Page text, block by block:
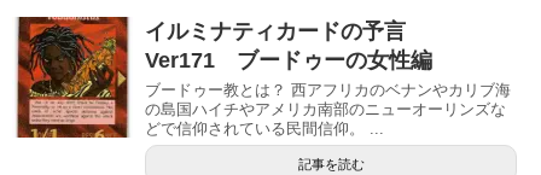
イルミナティカードの予言
Ver171 ブードゥーの女性編
ブードゥー教とは？ 西アフリカのベナンやカリブ海
の島国ハイチやアメリカ南部のニューオーリンズな
どで信仰されている民間信仰。 ...
記事を読む